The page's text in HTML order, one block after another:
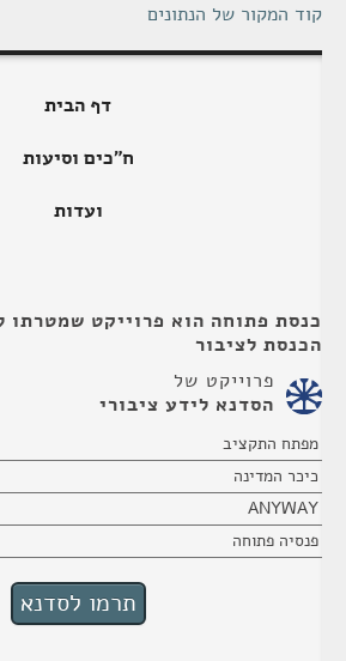
קוד המקור של הנתונים
דף הבית
ח"כים וסיעות
ועדות
כנסת פתוחה הוא פרוייקט שמטרתו
הכנסת לציבור
פרוייקט של
הסדנא לידע ציבורי
מפתח התקציב
כיכר המדינה
ANYWAY
פנסיה פתוחה